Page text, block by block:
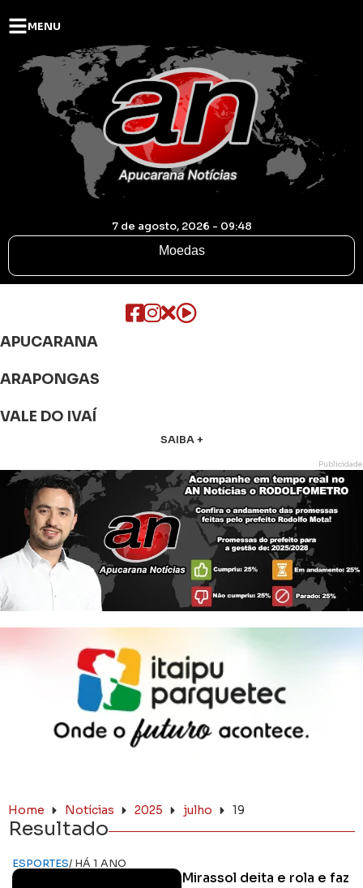
MENU
7 de agosto, 2026 - 09:48
Moedas
APUCARANA
ARAPONGAS
VALE DO IVAÍ
SAIBA +
Publicidade
Home Notícias 2025 julho 19
Resultado
ESPORTES/ HÁ 1 ANO
Mirassol deita e rola e faz